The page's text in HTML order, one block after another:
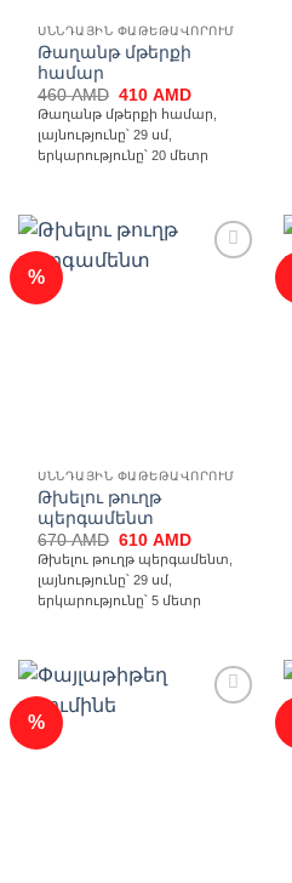
ՍՆՆԴԱՅԻՆ ՓԱԹԵԹԱՎՈՐՈՒՄ
Թաղանթ մթերքի
համար
460AMD Original
price
was:
460 AMD.
410AMDCurrent
price
is:
Թաղանթ մթերքի համար,
լայնությունը՝ 29 սմ,
երկարությունը՝ 20 մետր
%
ՍՆՆԴԱՅԻՆ ՓԱԹԵԹԱՎՈՐՈՒՄ
Թխելու թուղթ
պերգամենտ
670AMD Original
price
was:
670 AMD.
610AMDCurrent
price
Թխելու թուղթ պերգամենտ,
լայնությունը՝ 29 սմ,
երկարությունը՝ 5 մետր
%